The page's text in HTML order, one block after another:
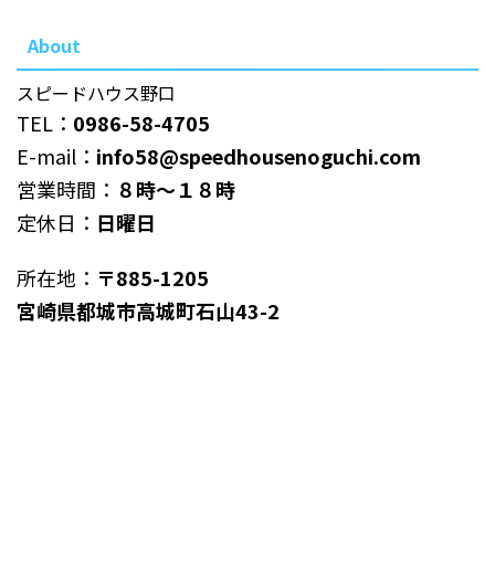
About
スピードハウス野口
TEL： 0986-58-4705
E-mail： info58@speedhousenoguchi.com
営業時間： ８時～１８時
定休日： 日曜日
所在地： 〒885-1205
宮崎県都城市高城町石山43-2